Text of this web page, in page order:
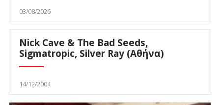
03/08/2026
Nick Cave & The Bad Seeds,
Sigmatropic, Silver Ray (Αθήνα)
14/12/2004